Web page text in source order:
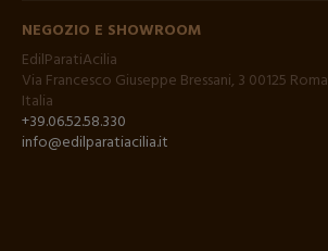
NEGOZIO E SHOWROOM
EdilParatiAcilia
Via Francesco Giuseppe Bressani, 3 00125 Roma
Italia
+39.06.52.58.330
info@edilparatiacilia.it